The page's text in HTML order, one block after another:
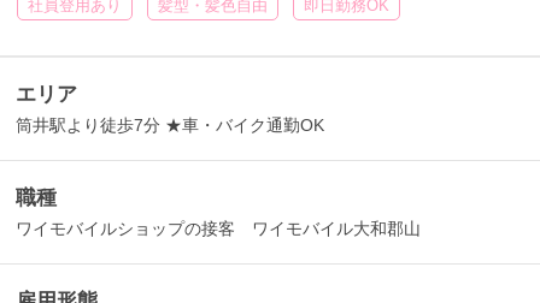
社員登用あり 髪型・髪色自由 即日勤務OK
エリア
筒井駅より徒歩7分 ★車・バイク通勤OK
職種
ワイモバイルショップの接客 ワイモバイル大和郡山